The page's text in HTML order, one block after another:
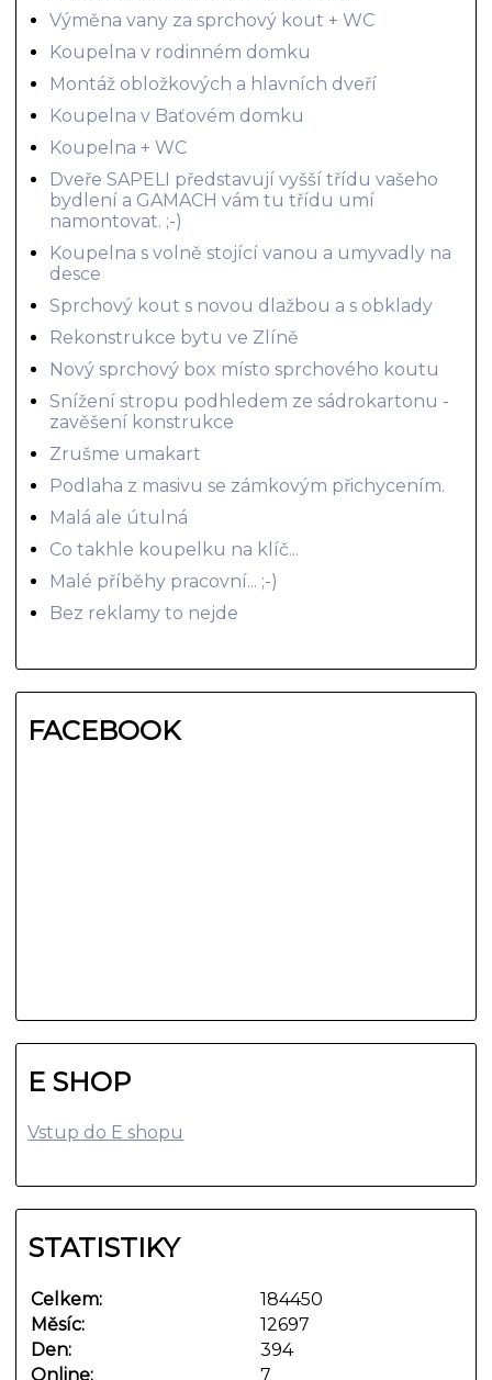
Výměna vany za sprchový kout + WC
Koupelna v rodinném domku
Montáž obložkových a hlavních dveří
Koupelna v Baťovém domku
Koupelna + WC
Dveře SAPELI představují vyšší třídu vašeho
bydlení a GAMACH vám tu třídu umí
namontovat. ;-)
Koupelna s volně stojící vanou a umyvadly na
desce
Sprchový kout s novou dlažbou a s obklady
Rekonstrukce bytu ve Zlíně
Nový sprchový box místo sprchového koutu
Snížení stropu podhledem ze sádrokartonu -
zavěšení konstrukce
Zrušme umakart
Podlaha z masivu se zámkovým přichycením.
Malá ale útulná
Co takhle koupelku na klíč...
Malé příběhy pracovní... ;-)
Bez reklamy to nejde
FACEBOOK
E SHOP
Vstup do E shopu
STATISTIKY
Online: 7
Celkem:
184450
Měsíc:
12697
Den:
394